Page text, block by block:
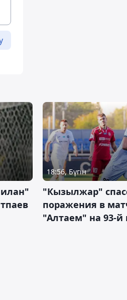
18:56, Бүгін
"Кызылжар"
поражения в
"Алтаем" на 93-й